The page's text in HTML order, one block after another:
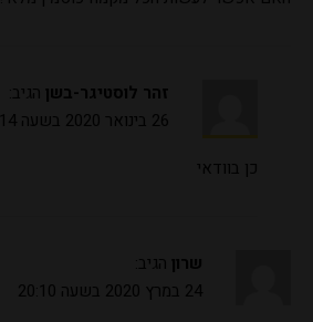
זהר לוסטיגר-בשן הגיב:
26 בינואר 2020 בשעה 8:14
כן בוודאי
שרון הגיב:
24 במרץ 2020 בשעה 20:10